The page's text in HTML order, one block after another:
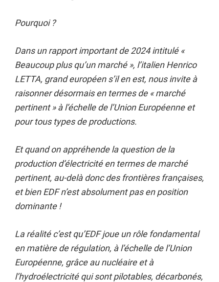
Pourquoi ?
Dans un rapport important de 2024 intitulé «
Beaucoup plus qu’un marché », l’italien Henrico
LETTA, grand européen s’il en est, nous invite à
raisonner désormais en termes de « marché
pertinent » à l’échelle de l’Union Européenne et
pour tous types de productions.
Et quand on appréhende la question de la
production d’électricité en termes de marché
pertinent, au-delà donc des frontières françaises,
et bien EDF n’est absolument pas en position
dominante !
La réalité c’est qu’EDF joue un rôle fondamental
en matière de régulation, à l’échelle de l’Union
Européenne, grâce au nucléaire et à
l’hydroélectricité qui sont pilotables, décarbonés,